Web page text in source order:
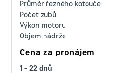
Průměr řezného kotouče
Počet zubů
Výkon motoru
Objem nádrže
Cena za pronájem
1 - 22 dnů